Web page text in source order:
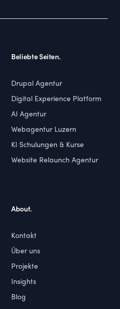
Beliebte Seiten.
Drupal Agentur
Digital Experience Platform
AI Agentur
Webagentur Luzern
KI Schulungen & Kurse
Website Relaunch Agentur
About.
Kontakt
Über uns
Projekte
Insights
Blog